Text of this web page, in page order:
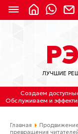
8
ЛУЧШИЕ
Создаем
Обслуживаем и
Главная
превращения